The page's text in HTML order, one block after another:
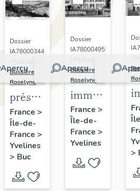
Aperçu
Dossier
IA78000344
Bussière
Roselyne
présentation
de la
commune
de Buc
France >
Île-de-
France >
Yvelines
> Buc
Aperçu
Dossier
IA78000495
Bussière
Roselyne
immeubles,
maisons,
fermes
France >
Île-de-
France >
Yvelines
>